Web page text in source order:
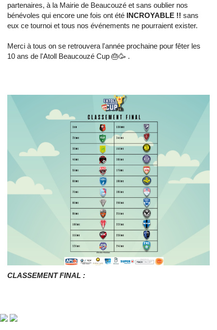
partenaires, à la Mairie de Beaucouzé et sans oublier nos
bénévoles qui encore une fois ont été INCROYABLE !! sans
eux ce tournoi et tous nos événements ne pourraient exister.
Merci à tous on se retrouvera l'année prochaine pour fêter les
10 ans de l'Atoll Beaucouzé Cup 🎂🥳 .
CLASSEMENT FINAL :